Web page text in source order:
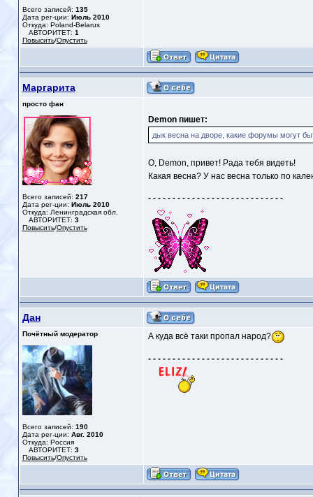
Всего записей: 135
Дата рег-ции: Июль 2010
Откуда: Poland-Belarus
АВТОРИТЕТ: 1
Повысить/Опустить
Маргарита
просто фан
Всего записей: 217
Дата рег-ции: Июль 2010
Откуда: Ленинградская обл.
АВТОРИТЕТ: 3
Повысить/Опустить
Demon пишет:
дык весна на дворе, какие форумы могут
О, Demon, привет! Рада тебя видеть!
Какая весна? У нас весна только по
- - - - - - - - - - - - - - - - - - - - - - - - - - - -
Дан
Почётный модератор
Всего записей: 190
Дата рег-ции: Авг. 2010
Откуда: Россия
АВТОРИТЕТ: 3
Повысить/Опустить
А куда всё таки пропал народ?
- - - - - - - - - - - - - - - - - - - - - - - - - - - -